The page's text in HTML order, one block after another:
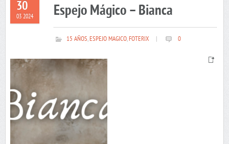
30
03 2024 Espejo Mágico – Bianca
15 AÑOS,ESPEJO MAGICO,FOTERIX 0